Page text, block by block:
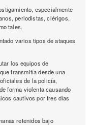
especialmente
periodistas, clérigos,
tales.
varios tipos de ataques
los equipos de
transmitía desde una
de la policía,
forma violenta causando
cautivos por tres días
retenidos bajo